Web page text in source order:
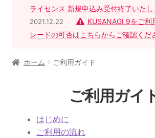
ッ
マイアカウント
ライセンス 新規申込み受付終了いたし
2021.12.22
KUSANAGI 9をご利
レードの可否はこちらからご確認くだ
ホーム ご利用ガイド
ご利用ガイ
はじめに
ご利用の流れ